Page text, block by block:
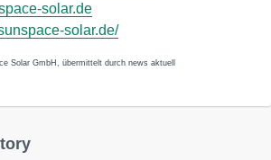
solar.de
solar.de/
Solar GmbH, übermittelt durch news aktuell